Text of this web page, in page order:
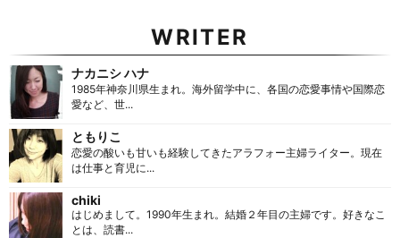
WRITER
ナカニシ ハナ
1985年神奈川県生まれ。海外留学中に、各国の恋愛事情や国際恋
愛など、世...
ともりこ
恋愛の酸いも甘いも経験してきたアラフォー主婦ライター。現在
は仕事と育児に...
chiki
はじめまして。1990年生まれ。結婚２年目の主婦です。好きなこ
とは、読書...